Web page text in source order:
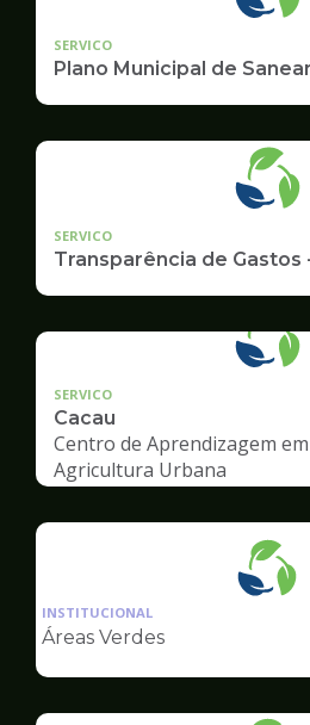
SERVICO
Plano Municipal de
SERVICO
Transparência de Gastos
SERVICO
Cacau
Centro de Aprendizagem
Agricultura Urbana
Meio
INSTITUCIONAL
Áreas Verdes